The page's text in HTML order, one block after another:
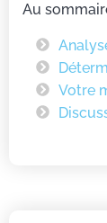
Au
Votre